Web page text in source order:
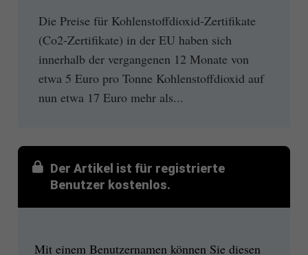
Die Preise für Kohlenstoffdioxid-Zertifikate
(Co2-Zertifikate) in der EU haben sich
innerhalb der vergangenen 12 Monate von
etwa 5 Euro pro Tonne Kohlenstoffdioxid auf
nun etwa 17 Euro mehr als...
Der Artikel ist für registrierte
Benutzer kostenlos.
Mit einem Benutzernamen können Sie diesen